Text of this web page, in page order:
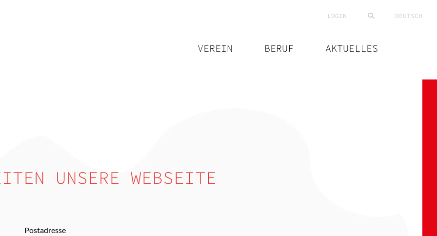
LOGIN DEUTSCH
VEREIN BERUF AKTUELLES
UNSERE WEBSEITE
Postadresse